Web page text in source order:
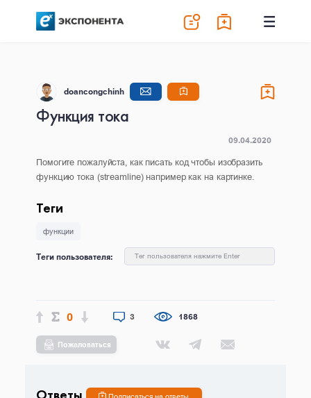
doancongchinh
Функция тока
09.04.2020
Помогите пожалуйста, как писать код чтобы изобразить
функцию тока (streamline) например как на картинке.
Теги
функции
Теги пользователя: Тег пользователя нажмите Enter
0 3 1868
Пожаловаться